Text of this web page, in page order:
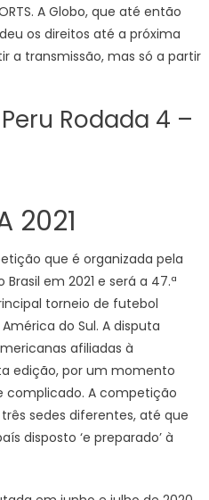
A Globo, que até então
os direitos até a próxima
a transmissão, mas só a partir
Rodada 4 –
2021
que é organizada pela
Brasil em 2021 e será a 47.ª
torneio de futebol
do Sul. A disputa
afiliadas à
edição, por um momento
A competição
sedes diferentes, até que
disposto ‘e preparado’ à